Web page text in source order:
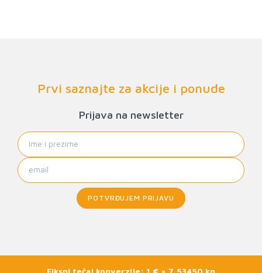
Prvi saznajte za akcije i ponude
Prijava na newsletter
POTVRĐUJEM PRIJAVU
Fiksni tečaj konverzije: 1 € = 7,53450 kn